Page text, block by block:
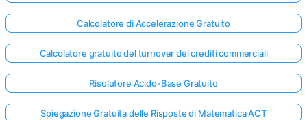
Calcolatore di Accelerazione Gratuito
Calcolatore gratuito del turnover dei crediti commerciali
Risolutore Acido-Base Gratuito
Spiegazione Gratuita delle Risposte di Matematica ACT